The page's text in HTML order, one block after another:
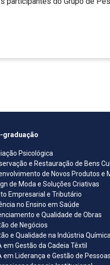
graduação
Psicológica
e Restauração de Bens
de Novos Produtos e
de Moda e Soluções Criativas
Empresarial e Tributário
no Ensino em Saúde
e Qualidade de Obras
de Negócios
e Qualidade na Indústria Química
em Gestão da Cadeia Têxtil
em Liderança e Gestão de Pessoas